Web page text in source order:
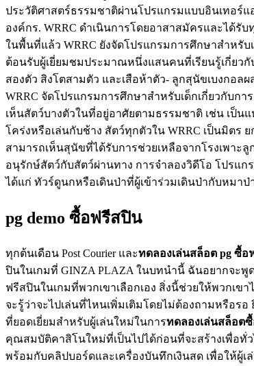
ประวัติศาสตร์ธรรมชาติผ่านโปรแกรมแบบอินเทอร์แ
องค์กร. WRRC ดำเนินการโดยอาสาสมัครและได้
ในพื้นที่แล้ว WRRC ยังจัดโปรแกรมการศึกษาสำหรั
ต้อนรับผู้เยี่ยมชมประมาณหนึ่งแสนคนที่เรียนรู้เกี่ยวกั
สองตัว สิงโตสามตัว และเสือห้าตัว- ลูกสุนัขเบงกอล
WRRC จัดโปรแกรมการศึกษาสำหรับเด็กเกี่ยวกับก
เห็นสัตว์บางตัวในที่อยู่อาศัยตามธรรมชาติ เช่น เป็
โคร่งหรือเล่นกับช้าง สัตว์ทุกตัวใน WRRC เป็นมิตร
สามารถเห็นสุนัขที่ได้รับการช่วยเหลือจากโรงเพาะลู
อนุรักษ์สัตว์กับสัตว์ผ่านทาง การจำลองวิดีโอ โปรแ
ได้แก่ ทัวร์ดูนกหรือเดินป่าที่ผู้เข้าร่วมเดินป่ากับหมา
pg demo ซื้อฟรีสปิน
ทุกต้นเดือน Post Courier และทดลองเล่นสล็อต pg ซื้อ
ปินในเกมที่ GINZA PLAZA ในบทนำนี้ ฉันอยากจะพู
ฟรีสปินในเกมที่พวกเขาเลือกเอง สิ่งนี้ช่วยให้พวกเ
จะรู้ว่าจะไปเล่นที่ไหนเพิ่มเติมโดยไม่ต้องถามหรือร
ที่ยอดเยี่ยมสำหรับผู้เล่นใหม่ในการทดลองเล่นสล็อตซื้
คุณสมบัติคาสิโนใหม่ที่เป็นไปได้ก่อนที่จะสร้างเพื่อทั่ว
พร้อมกับคลิปบอร์ดและเครื่องบันทึกเงินสด เพื่อให้ผู้